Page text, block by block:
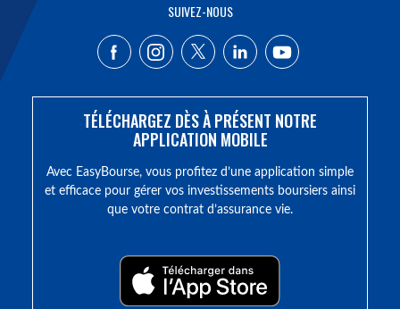
SUIVEZ-NOUS
TÉLÉCHARGEZ DÈS À PRÉSENT NOTRE
APPLICATION MOBILE
Avec EasyBourse, vous profitez d’une application simple
et efficace pour gérer vos investissements boursiers ainsi
que votre contrat d’assurance vie.